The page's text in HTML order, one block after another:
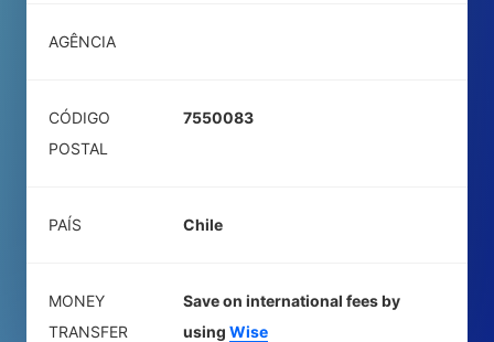
AGÊNCIA
CÓDIGO
POSTAL
7550083
PAÍS Chile
MONEY
TRANSFER
Save on international fees by
using Wise